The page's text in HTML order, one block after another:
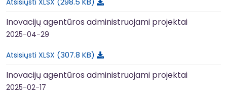
Inovacijų agentūros administruojami projektai
2025-04-29
Atsisiųsti XLSX 307.8 KB
Inovacijų agentūros administruojami projektai
2025-02-17